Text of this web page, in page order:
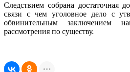
Следствием собрана достаточная
связи с чем уголовное дело с
обвинительным заключением
рассмотрения по существу.